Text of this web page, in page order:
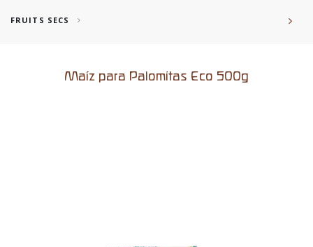
FRUITS SECS
Maíz para Palomitas Eco 500g